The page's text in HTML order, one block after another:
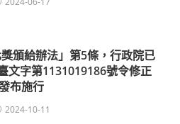
獎頒給辦法」第5條，行政院已
文字第1131019186號令修正
布施行
2024-10-11